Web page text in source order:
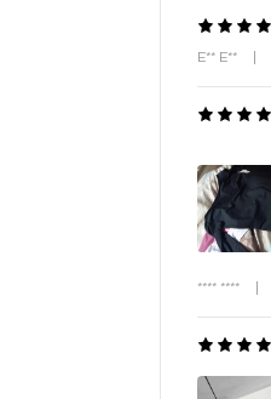
E** E**
**** ****